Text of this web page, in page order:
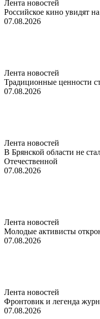
Лента новостей
Российское кино увидят
07.08.2026
Лента новостей
Традиционные ценности
07.08.2026
Лента новостей
В Брянской области не
Отечественной
07.08.2026
Лента новостей
Молодые активисты
07.08.2026
Лента новостей
Фронтовик и легенда
07.08.2026